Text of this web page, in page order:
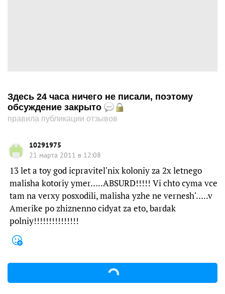
Здесь 24 часа ничего не писали, поэтому
обсуждение закрыто
правила публикации отзывов
10291975
21 марта 2011 в 12:08
13 let a toy god icpravitel'nix koloniy za 2x letnego
malisha kotoriy ymer…..ABSURD!!!!! Vi chto cyma vce
tam na verxy posxodili, malisha yzhe ne vernesh'…..v
Amerike po zhiznenno cidyat za eto, bardak
polniy!!!!!!!!!!!!!!!